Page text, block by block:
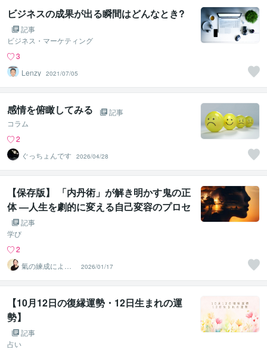
ビジネスの成果が出る瞬間はどんなとき?
記事
ビジネス・マーケティング
3
Lenzy 2021/07/05
感情を俯瞰してみる
記事
コラム
2
ぐっちょんです
2026/04/28
【保存版】 「内丹術」が解き明かす鬼の正
体 —人生を劇的に変える自己変容のプロセ
ス 記事
学び
2
氣の練成による
意識変容ガイド
｜氣功師有岐
2026/01/17
【10月12日の復縁運勢・12日生まれの運
勢】
記事
占い